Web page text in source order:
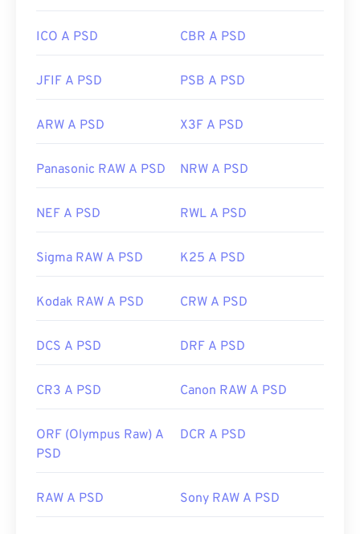
ICO A PSD CBR A PSD
JFIF A PSD PSB A PSD
ARW A PSD X3F A PSD
Panasonic RAW A PSD NRW A PSD
NEF A PSD RWL A PSD
Sigma RAW A PSD K25 A PSD
Kodak RAW A PSD CRW A PSD
DCS A PSD DRF A PSD
CR3 A PSD Canon RAW A PSD
ORF (Olympus Raw) A
PSD
DCR A PSD
RAW A PSD Sony RAW A PSD